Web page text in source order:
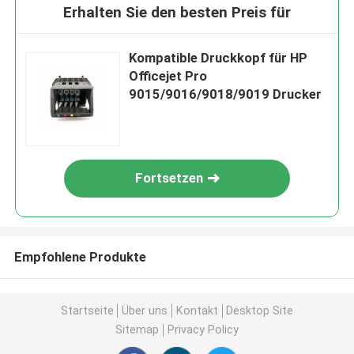
Erhalten Sie den besten Preis für
Kompatible Druckkopf für HP
Officejet Pro
9015/9016/9018/9019 Drucker
Fortsetzen
Empfohlene Produkte
Startseite Über uns Kontakt
Desktop Site
Sitemap
Privacy Policy